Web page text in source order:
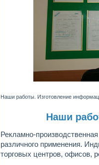
Наши работы. Изготовление
Наши
Рекламно-
различного применения.
торговых центров, офисов,